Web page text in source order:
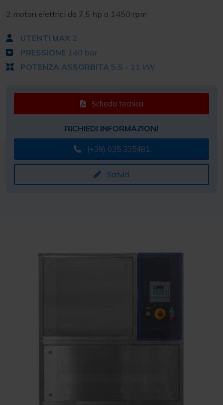
2 motori elettrici da 7,5 hp a 1450 rpm
UTENTI MAX 2
PRESSIONE 140 bar
POTENZA ASSORBITA 5,5 - 11 kW
Scheda tecnica
RICHIEDI INFORMAZIONI
(+39) 035 335481
Scrivici